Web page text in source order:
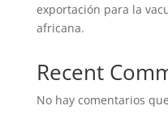
exportación para la
africana.
Recent
No hay comentarios